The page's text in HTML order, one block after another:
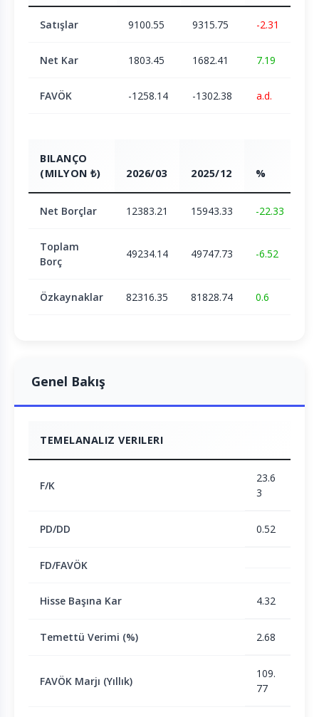
Satışlar 9100.55 9315.75 -2.31
Net Kar 1803.45 1682.41 7.19
FAVÖK -1258.14 -1302.38 a.d.
BILANÇO
(MILYON ₺)
2026/03 2025/12 %
Net Borçlar 12383.21 15943.33 -22.33
Toplam
Borç
49234.14 49747.73 -6.52
Özkaynaklar 82316.35 81828.74 0.6
Genel Bakış
TEMELANALIZ VERILERI
F/K
23.6
3
PD/DD 0.52
FD/FAVÖK
Hisse Başına Kar 4.32
Temettü Verimi (%) 2.68
FAVÖK Marjı (Yıllık)
109.
77